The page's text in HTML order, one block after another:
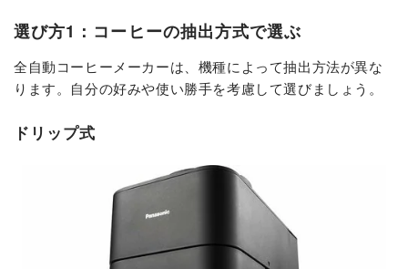
選び方1：コーヒーの抽出方式で選ぶ
全自動コーヒーメーカーは、機種によって抽出方法が異な
ります。自分の好みや使い勝手を考慮して選びましょう。
ドリップ式